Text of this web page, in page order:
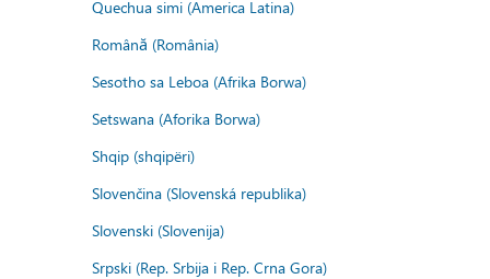
Quechua simi (America Latina)
Română (România)
Sesotho sa Leboa (Afrika Borwa)
Setswana (Aforika Borwa)
Shqip (shqipëri)
Slovenčina (Slovenská republika)
Slovenski (Slovenija)
Srpski (Rep. Srbija i Rep. Crna Gora)